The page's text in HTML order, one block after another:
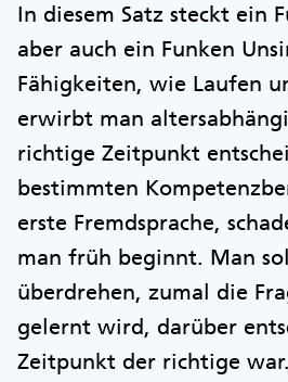
In diesem Satz steckt ein
aber auch ein Funken
Fähigkeiten, wie Laufen
erwirbt man
richtige Zeitpunkt
bestimmten
erste Fremdsprache,
man früh beginnt. Man
überdrehen, zumal die
gelernt wird, darüber
Zeitpunkt der richtige